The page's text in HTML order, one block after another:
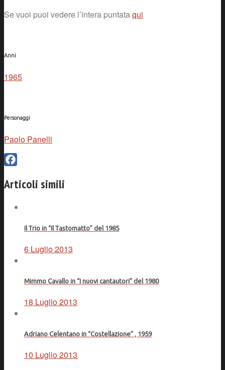
Se vuoi puoi vedere l’intera puntataqui
Anni
1965
Personaggi
Paolo Panelli
Articoli simili
Il Trio in “Il Tastomatto” del 1985
6 Luglio 2013
Mimmo Cavallo in “I nuovi cantautori” del 1980
18 Luglio 2013
Adriano Celentano in “Costellazione” , 1959
10 Luglio 2013